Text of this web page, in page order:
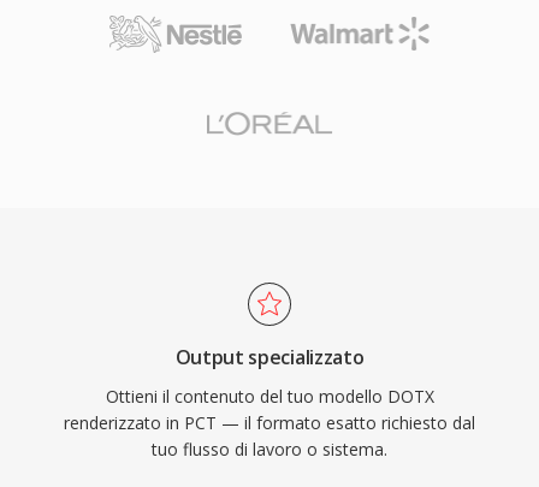
Output specializzato
Ottieni il contenuto del tuo modello DOTX
renderizzato in PCT — il formato esatto richiesto dal
tuo flusso di lavoro o sistema.